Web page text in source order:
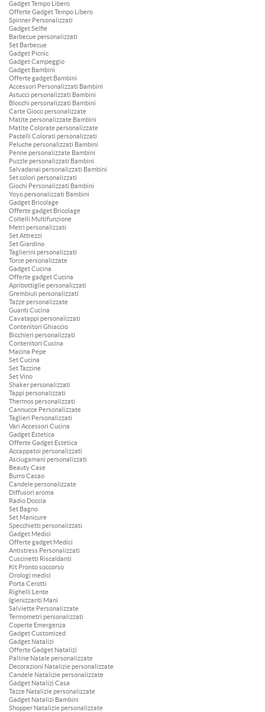
Gadget Tempo Libero
Offerte Gadget Tempo Libero
Spinner Personalizzati
Gadget Selfie
Barbecue personalizzati
Set Barbecue
Gadget Picnic
Gadget Campeggio
Gadget Bambini
Offerte gadget Bambini
Accessori Personalizzati Bambini
Astucci personalizzati Bambini
Blocchi personalizzati Bambini
Carte Gioco personalizzate
Matite personalizzate Bambini
Matite Colorate personalizzate
Pastelli Colorati personalizzati
Peluche personalizzati Bambini
Penne personalizzate Bambini
Puzzle personalizzati Bambini
Salvadanai personalizzati Bambini
Set colori personalizzati
Giochi Personalizzati Bambini
Yoyo personalizzati Bambini
Gadget Bricolage
Offerte gadget Bricolage
Coltelli Multifunzione
Metri personalizzati
Set Attrezzi
Set Giardino
Taglierini personalizzati
Torce personalizzate
Gadget Cucina
Offerte gadget Cucina
Apribottiglie personalizzati
Grembiuli personalizzati
Tazze personalizzate
Guanti Cucina
Cavatappi personalizzati
Contenitori Ghiaccio
Bicchieri personalizzati
Contenitori Cucina
Macina Pepe
Set Cucina
Set Tazzine
Set Vino
Shaker personalizzati
Tappi personalizzati
Thermos personalizzati
Cannucce Personalizzate
Taglieri Personalizzati
Vari Accessori Cucina
Gadget Estetica
Offerte Gadget Estetica
Accappatoi personalizzati
Asciugamani personalizzati
Beauty Case
Burro Cacao
Candele personalizzate
Diffusori aroma
Radio Doccia
Set Bagno
Set Manicure
Specchietti personalizzati
Gadget Medici
Offerte gadget Medici
Antistress Personalizzati
Cuscinetti Riscaldanti
Kit Pronto soccorso
Orologi medici
Porta Cerotti
Righelli Lente
Igienizzanti Mani
Salviette Personalizzate
Termometri personalizzati
Coperte Emergenza
Gadget Customized
Gadget Natalizi
Offerte Gadget Natalizi
Palline Natale personalizzate
Decorazioni Natalizie personalizzate
Candele Natalizie personalizzate
Gadget Natalizi Casa
Tazze Natalizie personalizzate
Gadget Natalizi Bambini
Shopper Natalizie personalizzate